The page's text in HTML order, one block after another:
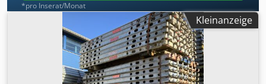
*pro Inserat/Monat
Kleinanzeige